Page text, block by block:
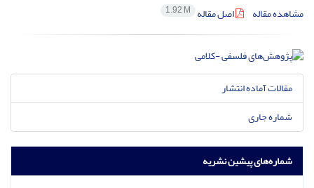
مشاهده مقاله
اصل مقاله 1.92 M
مقالات آماده انتشار
شماره جاری
شماره‌های پیشین نشریه